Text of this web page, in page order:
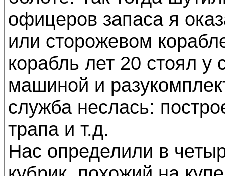
офицеров запаса я
или сторожевом
корабль лет 20 стоял у
машиной и
служба неслась:
трапа и т.д.
Нас определили в